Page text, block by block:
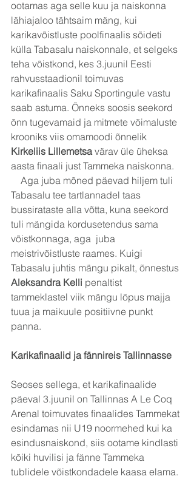
ootamas aga selle kuu ja naiskonna
lähiajaloo tähtsaim mäng, kui
karikavõistluste poolfinaalis sõideti
külla Tabasalu naiskonnale, et selgeks
teha võistkond, kes 3.juunil Eesti
rahvusstaadionil toimuvas
karikafinaalis Saku Sportingule vastu
saab astuma. Õnneks soosis seekord
õnn tugevamaid ja mitmete võimaluste
krooniks viis omamoodi õnnelik
Kirkeliis Lillemetsa värav üle üheksa
aasta finaali just Tammeka naiskonna.
Tabasalu tee tartlannadel taas
bussirataste alla võtta, kuna seekord
tuli mängida kordusetendus sama
võistkonnaga, aga  juba
meistrivõistluste raames. Kuigi
Tabasalu juhtis mängu pikalt, õnnestus
Aleksandra Kelli penaltist
tammeklastel viik mängu lõpus majja
tuua ja maikuule positiivne punkt
panna.
Karikafinaalid ja fännireis Tallinnasse
Seoses sellega, et karikafinaalide
päeval 3.juunil on Tallinnas A Le Coq
Arenal toimuvates finaalides Tammekat
esindamas nii U19 noormehed kui ka
esindusnaiskond, siis ootame kindlasti
kõiki huvilisi ja fänne Tammeka
tublidele võistkondadele kaasa elama.